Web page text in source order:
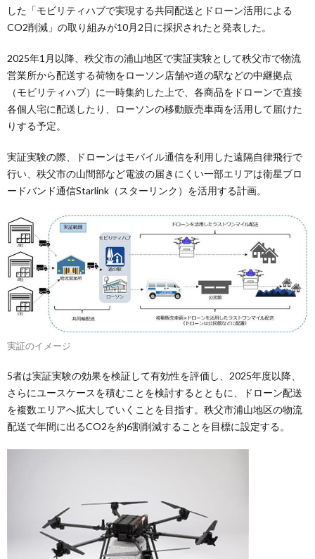
した「モビリティハブで実現する共同配送とドローン活用による
CO2削減」の取り組みが10月2日に採択されたと発表した。
2025年1月以降、秩父市の浦山地区で実証実験として秩父市で物流
営業所から配送する荷物をローソン店舗や道の駅などの中継拠点
（モビリティハブ）に一時集約した上で、各商品をドローンで直接
各個人宅に配送したり、ローソンの移動販売車両を活用して届けた
りする予定。
実証実験の際、ドローンはモバイル通信を利用した遠隔自律飛行で
行い、秩父市の山間部など電波の届きにくい一部エリアは衛星ブロ
ードバンド通信Starlink（スターリンク）を活用する計画。
実証のイメージ
5者は実証実験の効果を検証して有効性を評価し、2025年度以降、
さらにユースケースを積むことを検討するとともに、ドローン配送
を複数エリアへ拡大していくことを目指す。秩父市浦山地区の物流
配送で年間に出るCO2を約6割削減することを目標に設定する。